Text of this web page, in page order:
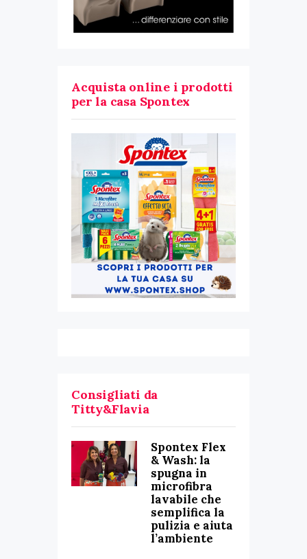
Acquista online i prodotti
per la casa Spontex
Consigliati da
Titty&Flavia
Spontex Flex
& Wash: la
spugna in
microfibra
lavabile che
semplifica la
pulizia e aiuta
l’ambiente